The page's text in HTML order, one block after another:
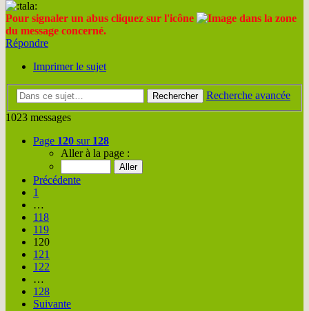
Pour signaler un abus cliquez sur l'icône
dans la zone
du message concerné.
Répondre
Imprimer le sujet
Rechercher
Recherche avancée
1023 messages
Page 120 sur 128
Aller à la page :
Précédente
1
…
118
119
120
121
122
…
128
Suivante